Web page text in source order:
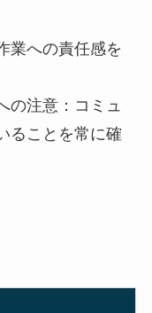
業への責任感を
の注意：コミュ
ることを常に確